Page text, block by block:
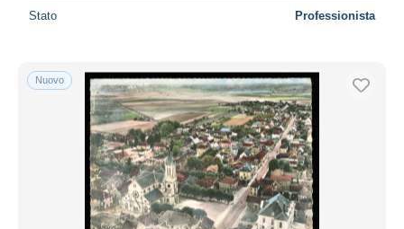
Stato Professionista
Nuovo